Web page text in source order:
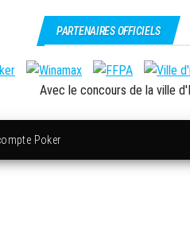
PARTENAIRES OFFICIELS
Avec le concours de la ville
Poker